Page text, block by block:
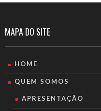
MAPA DO SITE
HOME
QUEM SOMOS
APRESENTAÇÃO